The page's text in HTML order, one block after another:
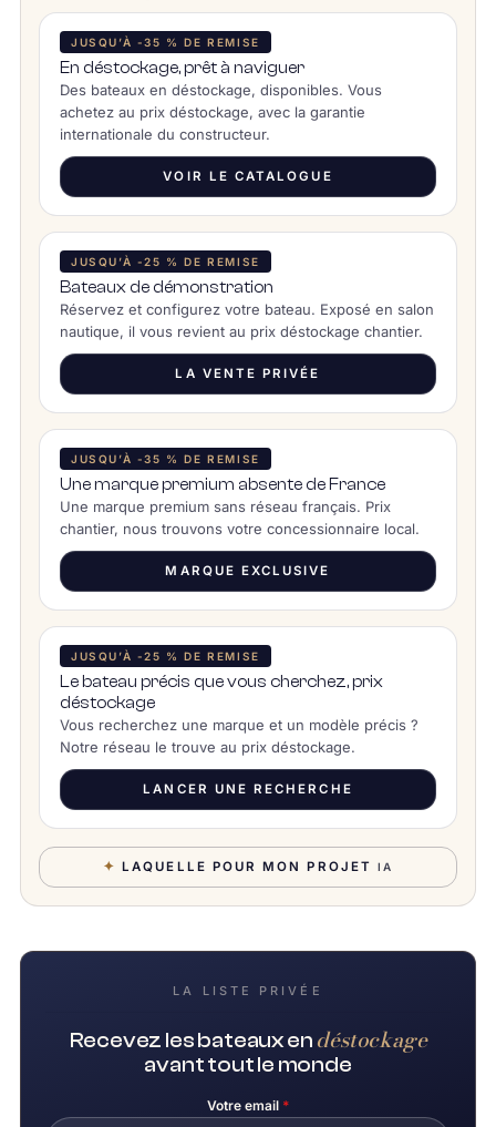
JUSQU’À -35 % DE REMISE
En déstockage, prêt à naviguer
Des bateaux en déstockage, disponibles. Vous
achetez au prix déstockage, avec la garantie
internationale du constructeur.
VOIR LE CATALOGUE
JUSQU’À -25 % DE REMISE
Bateaux de démonstration
Réservez et configurez votre bateau. Exposé en salon
nautique, il vous revient au prix déstockage chantier.
LA VENTE PRIVÉE
JUSQU’À -35 % DE REMISE
Une marque premium absente de France
Une marque premium sans réseau français. Prix
chantier, nous trouvons votre concessionnaire local.
MARQUE EXCLUSIVE
JUSQU’À -25 % DE REMISE
Le bateau précis que vous cherchez, prix
déstockage
Vous recherchez une marque et un modèle précis ?
Notre réseau le trouve au prix déstockage.
LANCER UNE RECHERCHE
✦ LAQUELLE POUR MON PROJET IA
LA LISTE PRIVÉE
Recevez les bateaux en déstockage
avant tout le monde
Votre email *